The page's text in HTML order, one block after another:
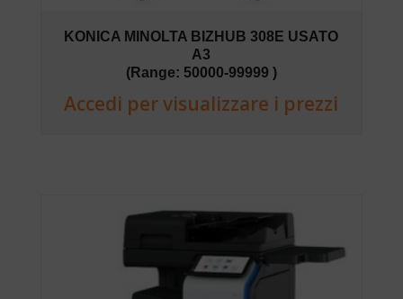
KONICA MINOLTA BIZHUB 308E USATO
A3
(Range: 50000-99999 )
Accedi per visualizzare i prezzi